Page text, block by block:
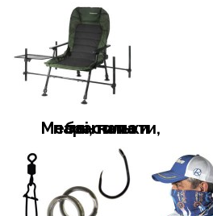
Меблі, намети, тенти та парасольки